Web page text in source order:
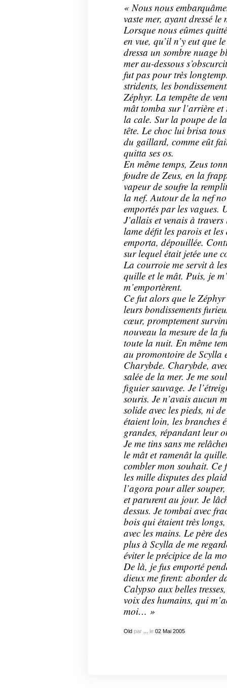
« Nous nous
vaste mer, ayant dressé
Lorsque nous eûmes
en vue, qu’il n’y eut que
dressa un sombre nuage
mer au-dessous
fut pas pour très
stridents, les
Zéphyr. La tempête de
mât tomba sur l’arrière et
la cale. Sur la poupe de
tête. Le choc lui brisa
du gaillard, comme eût
quitta ses os.
En même temps, Zeus
foudre de Zeus, en la
vapeur de soufre la
la nef. Autour de la nef
emportés par les vagues.
J’allais et venais à
lame défit les parois et
emporta, dépouillée.
sur lequel était jetée une
La courroie me servit à
quille et le mât. Puis, je
m’emportèrent.
Ce fut alors que le
leurs bondissements
cœur, promptement
nouveau la mesure de la
toute la nuit. En même
au promontoire de Scylla
Charybde. Charybde,
salée de la mer. Je me
figuier sauvage. Je
souris. Je n’avais aucun
solide avec les pieds, ni
étaient loin, les branches
grandes, répandant leur
Je me tins sans me
le mât et ramenât la
combler mon souhait. Ce
les mille disputes des
l’agora pour aller
et parurent au jour. Je
dessus. Je tombai avec
bois qui étaient très
avec les mains. Le père
plus à Scylla de me
éviter le précipice de la
De là, je fus emporté
dieux me firent: aborder
Calypso aux belles
voix des humains, qui
moi… »
Oldpar le 02 Mai 2005